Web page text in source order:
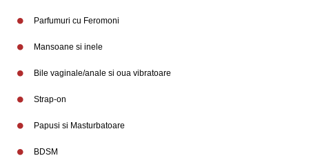
Parfumuri cu Feromoni
Mansoane si inele
Bile vaginale/anale si oua vibratoare
Strap-on
Papusi si Masturbatoare
BDSM